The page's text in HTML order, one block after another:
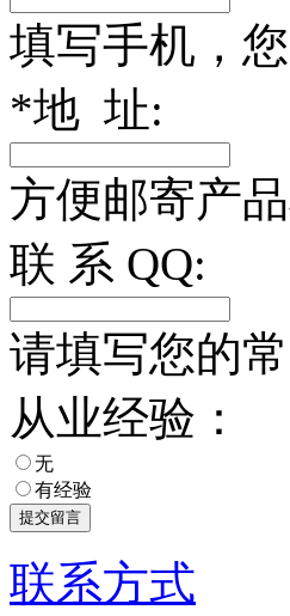
填写手机，
*地 址:
方便邮寄产
联 系 QQ:
请填写您的
从业经验：
无
有经验
联系方式